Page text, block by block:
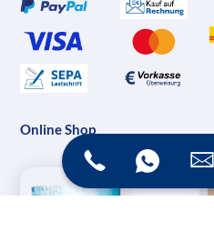
Online Shop